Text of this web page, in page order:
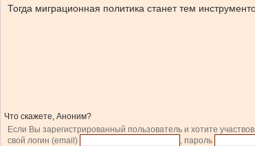
Тогда миграционная политика станет тем
Что скажете, Аноним?
Если Вы зарегистрированный пользователь и хотите
свой логин (email)
, пароль